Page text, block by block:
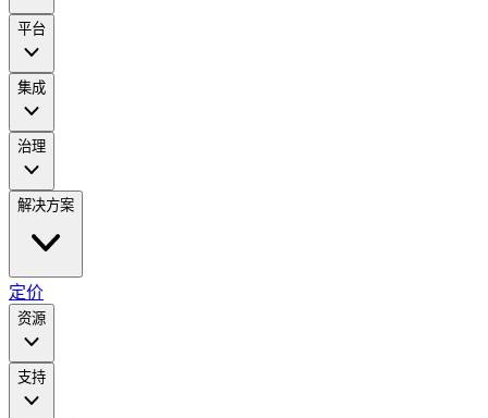
平台
集成
治理
解决方案
定价
资源
支持